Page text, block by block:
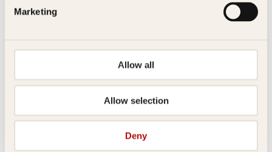
Marketing
Allow all
Allow selection
Deny
Syersken og friheten